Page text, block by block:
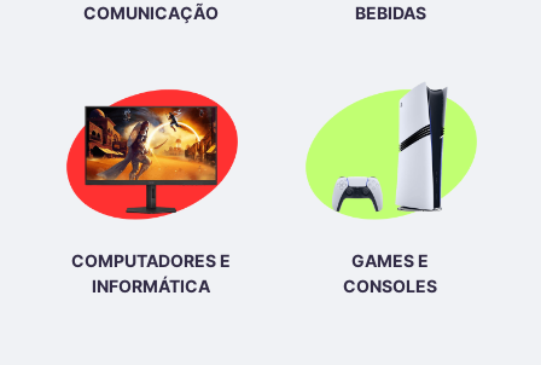
COMUNICAÇÃO
BEBIDAS
COMPUTADORES E
INFORMÁTICA
GAMES E
CONSOLES